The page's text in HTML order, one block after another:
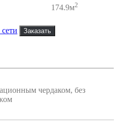
174.9м2
чердаком, без